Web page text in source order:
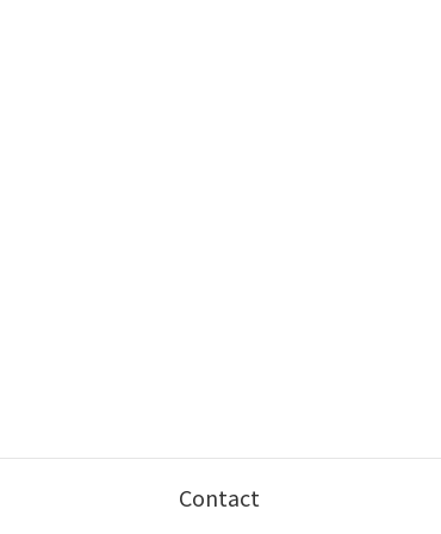
Contact